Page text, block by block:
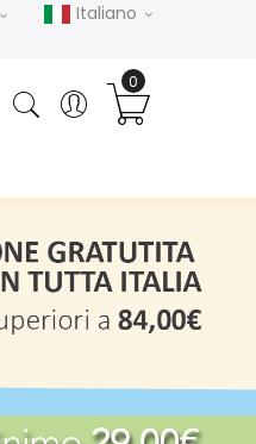
Italiano